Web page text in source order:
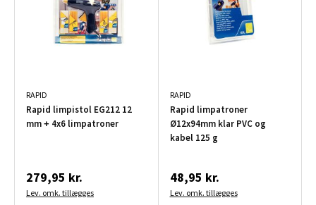
RAPID
Rapid limpistol EG212 12
mm + 4x6 limpatroner
279,95 kr.
Lev. omk. tillægges
RAPID
Rapid limpatroner
Ø12x94mm klar PVC og
kabel 125 g
48,95 kr.
Lev. omk. tillægges